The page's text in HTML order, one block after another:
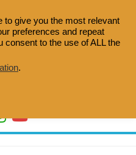
to give you the most relevant
preferences and repeat
consent to the use of ALL the
.